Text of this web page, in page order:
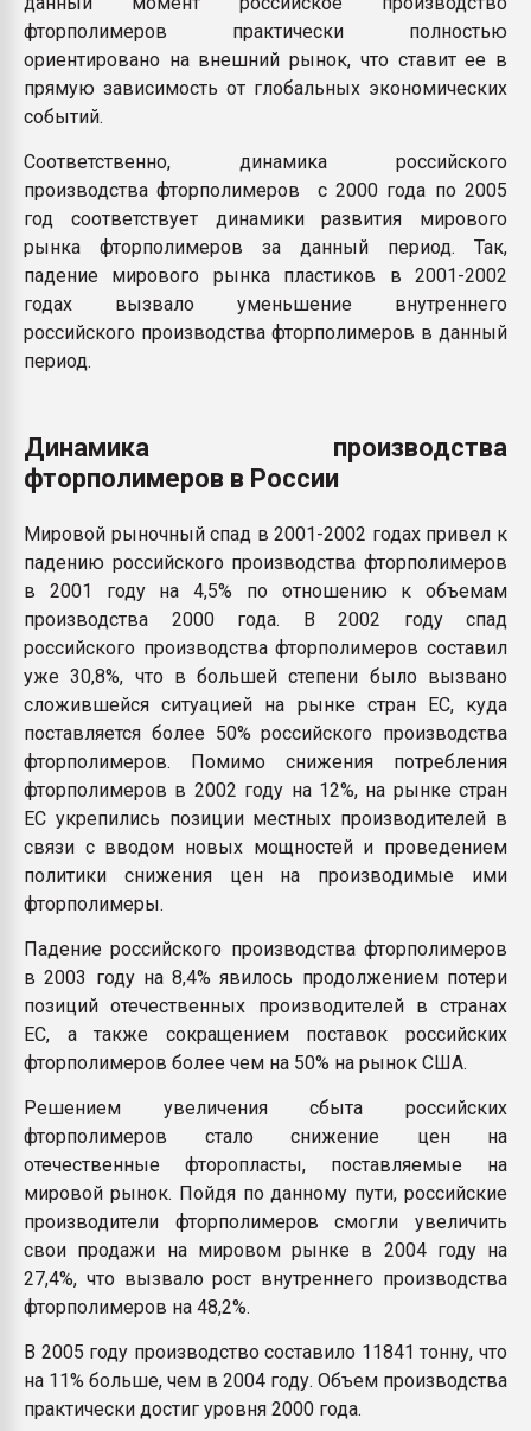
фторполимеров практически полностью
ориентировано на внешний рынок, что ставит ее в
прямую зависимость от глобальных экономических
событий.
Соответственно, динамика российского
производства фторполимеров с 2000 года по 2005
год соответствует динамики развития мирового
рынка фторполимеров за данный период. Так,
падение мирового рынка пластиков в 2001-2002
годах вызвало уменьшение внутреннего
российского производства фторполимеров в данный
период.
Динамика производства
фторполимеров в России
Мировой рыночный спад в 2001-2002 годах привел к
падению российского производства фторполимеров
в 2001 году на 4,5% по отношению к объемам
производства 2000 года. В 2002 году спад
российского производства фторполимеров составил
уже 30,8%, что в большей степени было вызвано
сложившейся ситуацией на рынке стран ЕС, куда
поставляется более 50% российского производства
фторполимеров. Помимо снижения потребления
фторполимеров в 2002 году на 12%, на рынке стран
ЕС укрепились позиции местных производителей в
связи с вводом новых мощностей и проведением
политики снижения цен на производимые ими
фторполимеры.
Падение российского производства фторполимеров
в 2003 году на 8,4% явилось продолжением потери
позиций отечественных производителей в странах
ЕС, а также сокращением поставок российских
фторполимеров более чем на 50% на рынок США.
Решением увеличения сбыта российских
фторполимеров стало снижение цен на
отечественные фторопласты, поставляемые на
мировой рынок. Пойдя по данному пути, российские
производители фторполимеров смогли увеличить
свои продажи на мировом рынке в 2004 году на
27,4%, что вызвало рост внутреннего производства
фторполимеров на 48,2%.
В 2005 году производство составило 11841 тонну, что
на 11% больше, чем в 2004 году. Объем производства
практически достиг уровня 2000 года.